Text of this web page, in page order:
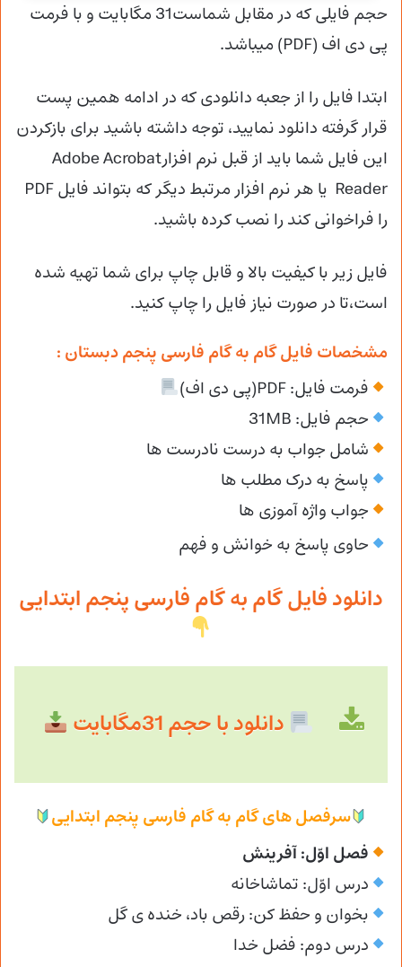
حجم فایلی که در مقابل شماست31 مگابایت و با فرمت
پی دی اف (PDF) میباشد.
ابتدا فایل را از جعبه دانلودی که در ادامه همین پست
قرار گرفته دانلود نمایید، توجه داشته باشید برای بازکردن
این فایل شما باید از قبل نرم افزارAdobe Acrobat
را فراخوانی کند را نصب کرده باشید.
فایل زیر با کیفیت بالا و قابل چاپ برای شما تهیه شده
است،تا در صورت نیاز فایل را چاپ کنید.
مشخصات فایل گام به گام فارسی پنجم دبستان :
فرمت فایل: PDF(پی دی اف)
حجم فایل: 31MB
شامل جواب به درست نادرست ها
پاسخ به درک مطلب ها
جواب واژه آموزی ها
حاوی پاسخ به خوانش و فهم
دانلود فایل گام به گام فارسی پنجم ابتدایی
دانلود با حجم 31مگابایت
سرفصل های گام به گام فارسی پنجم ابتدایی
فصل اوّل: آفرینش
درس اوّل: تماشاخانه
بخوان و حفظ کن: رقص باد، خنده ی گل
درس دوم: فضل خدا